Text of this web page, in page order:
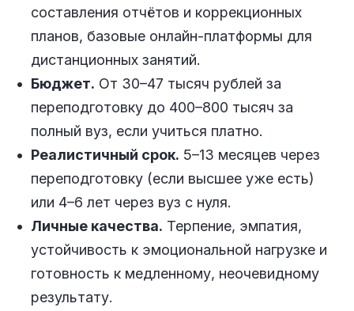
составления отчётов и коррекционных
планов, базовые онлайн-платформы для
дистанционных занятий.
Бюджет. От 30–47 тысяч рублей за
переподготовку до 400–800 тысяч за
полный вуз, если учиться платно.
Реалистичный срок. 5–13 месяцев через
переподготовку (если высшее уже есть)
или 4–6 лет через вуз с нуля.
Личные качества. Терпение, эмпатия,
устойчивость к эмоциональной нагрузке и
готовность к медленному, неочевидному
результату.